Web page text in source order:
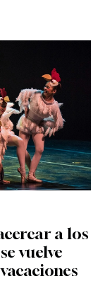
a los
vuelve